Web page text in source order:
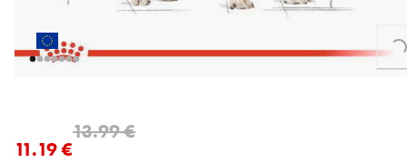
Loading...
11.19 €
nykyinen hinta 11.19 €
13.99 €
alkuperäinen hinta 13.99 €